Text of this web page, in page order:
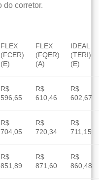
do corretor.
FLEX
(FCER)
(E)
FLEX
(FQER)
(A)
IDEAL
(TERI)
(E)
R$
596,65
R$
610,46
R$
602,67
R$
704,05
R$
720,34
R$
711,15
R$
851,89
R$
871,60
R$
860,48